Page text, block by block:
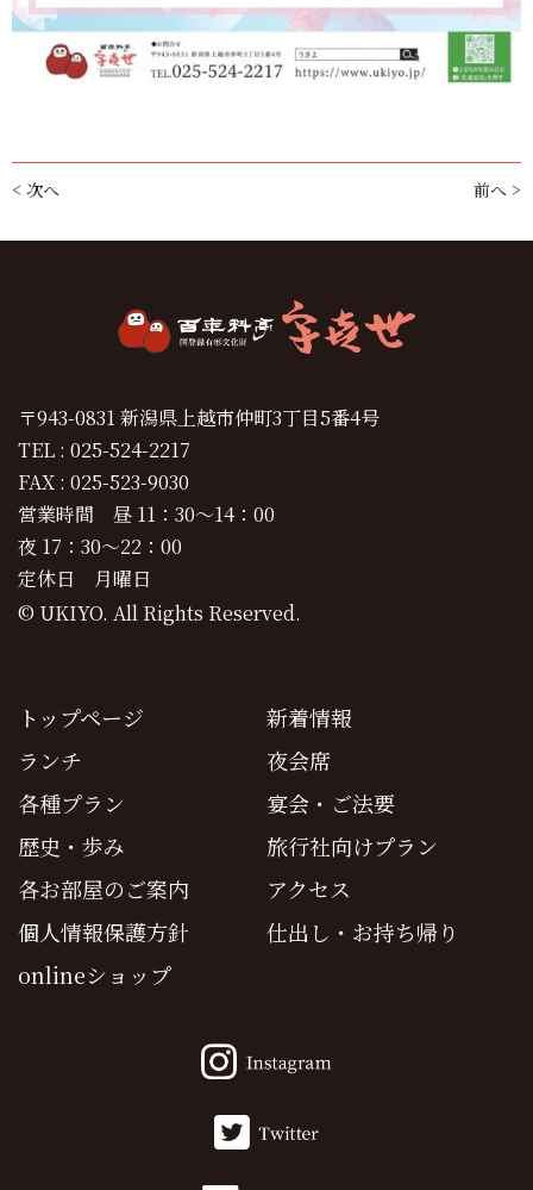
< 次へ 前へ >
〒943-0831 新潟県上越市仲町3丁目5番4号
TEL : 025-524-2217
FAX : 025-523-9030
営業時間 昼 11：30～14：00
夜 17：30～22：00
定休日 月曜日
© UKIYO. All Rights Reserved.
トップページ
新着情報
ランチ
夜会席
各種プラン
宴会・ご法要
歴史・歩み
旅行社向けプラン
各お部屋のご案内
アクセス
個人情報保護方針
仕出し・お持ち帰り
onlineショップ